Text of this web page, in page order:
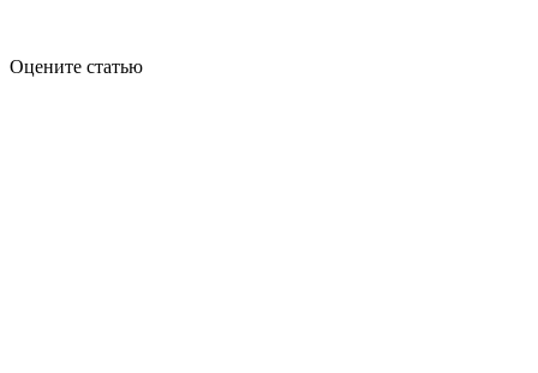
Оцените статью